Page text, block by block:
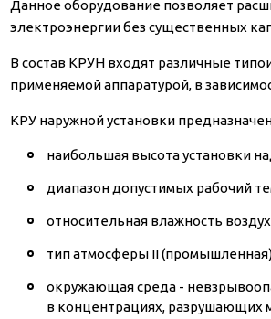
Данное оборудование позволяет
электроэнергии без существенных
В состав КРУН входят различные
применяемой аппаратурой, в
КРУ наружной установки
наибольшая высота установки
диапазон допустимых рабочий
относительная влажность
тип атмосферы II
окружающая среда -
в концентрациях, разрушающих